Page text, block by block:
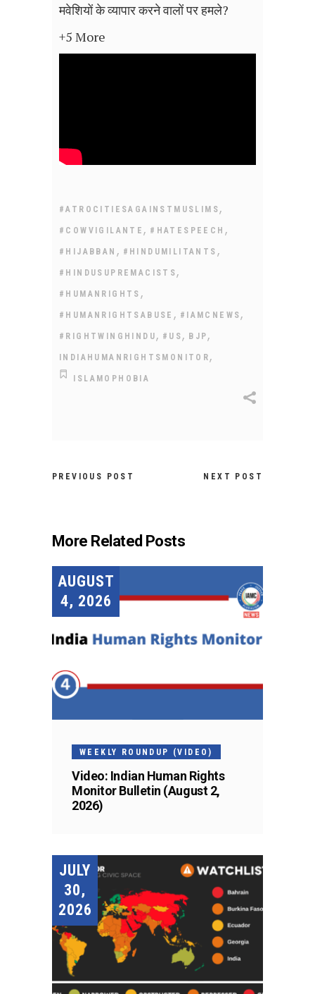
मवेशियों के व्यापार करने वालों पर हमले?
+5 More
#ATROCITIESAGAINSTMUSLIMS ,
#COWVIGILANTE , #HATESPEECH ,
#HIJABBAN , #HINDUMILITANTS ,
#HINDUSUPREMACISTS ,
#HUMANRIGHTS ,
#HUMANRIGHTSABUSE , #IAMCNEWS ,
#RIGHTWINGHINDU , #US , BJP ,
INDIAHUMANRIGHTSMONITOR ,
ISLAMOPHOBIA
PREVIOUS POST NEXT POST
More Related Posts
AUGUST
4, 2026
WEEKLY ROUNDUP (VIDEO)
Video: Indian Human Rights
Monitor Bulletin (August 2,
2026)
JULY
30,
2026